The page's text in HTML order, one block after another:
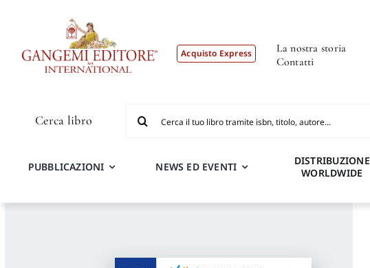
Acquisto Express
La nostra storia
Contatti
Cerca libro
per:
PUBBLICAZIONI NEWS ED EVENTI
DISTRIBUZIONE
WORLDWIDE